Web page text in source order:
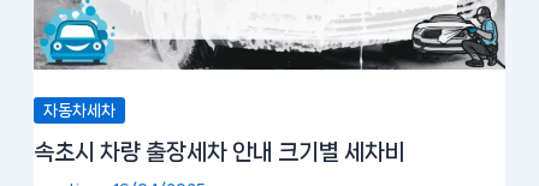
자동차세차
속초시 차량 출장세차 안내 크기별 세차비